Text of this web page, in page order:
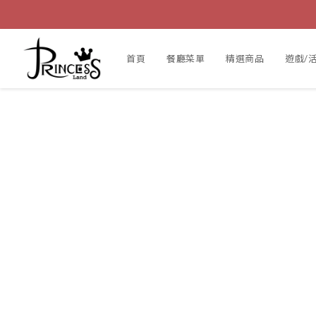
首頁 餐廳菜單 精選商品 遊戲/